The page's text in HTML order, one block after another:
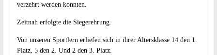
verzehrt werden konnten.
Zeitnah erfolgte die Siegerehrung.
Von unseren Sportlern erliefen sich in ihrer Altersklasse 14 den 1.
Platz, 5 den 2. Und 2 den 3. Platz.